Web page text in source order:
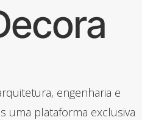
engenharia e
uma plataforma exclusiva